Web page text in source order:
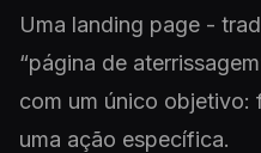
Uma landing page -
“página de
com um único objetivo:
uma ação específica.